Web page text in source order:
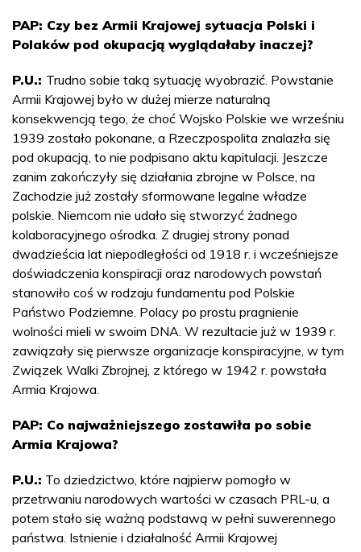
PAP: Czy bez Armii Krajowej sytuacja Polski i
Polaków pod okupacją wyglądałaby inaczej?
P.U.: Trudno sobie taką sytuację wyobrazić. Powstanie
Armii Krajowej było w dużej mierze naturalną
konsekwencją tego, że choć Wojsko Polskie we wrześniu
1939 zostało pokonane, a Rzeczpospolita znalazła się
pod okupacją, to nie podpisano aktu kapitulacji. Jeszcze
zanim zakończyły się działania zbrojne w Polsce, na
Zachodzie już zostały sformowane legalne władze
polskie. Niemcom nie udało się stworzyć żadnego
kolaboracyjnego ośrodka. Z drugiej strony ponad
dwadzieścia lat niepodległości od 1918 r. i wcześniejsze
doświadczenia konspiracji oraz narodowych powstań
stanowiło coś w rodzaju fundamentu pod Polskie
Państwo Podziemne. Polacy po prostu pragnienie
wolności mieli w swoim DNA. W rezultacie już w 1939 r.
zawiązały się pierwsze organizacje konspiracyjne, w tym
Związek Walki Zbrojnej, z którego w 1942 r. powstała
Armia Krajowa.
PAP: Co najważniejszego zostawiła po sobie
Armia Krajowa?
P.U.: To dziedzictwo, które najpierw pomogło w
przetrwaniu narodowych wartości w czasach PRL-u, a
potem stało się ważną podstawą w pełni suwerennego
państwa. Istnienie i działalność Armii Krajowej